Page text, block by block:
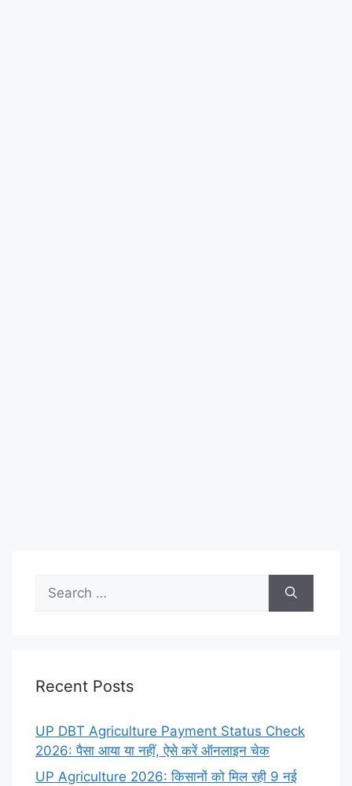
for:
Recent Posts
UP DBT Agriculture Payment Status Check
2026: पैसा आया या नहीं, ऐसे करें ऑनलाइन चेक
UP Agriculture 2026: किसानों को मिल रही 9 नई